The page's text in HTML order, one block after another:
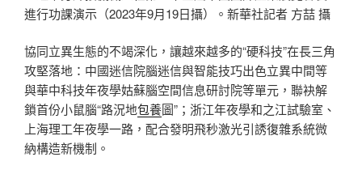
進行功課演示（2023年9月19日攝）。新華社記者 方喆 攝
協同立異生態的不竭深化，讓越來越多的“硬科技”在長三角
攻堅落地：中國迷信院腦迷信與智能技巧出色立異中間等
與華中科技年夜學姑蘇腦空間信息研討院等單元，聯袂解
鎖首份小鼠腦“路況地包養圖”；浙江年夜學和之江試驗室、
上海理工年夜學一路，配合發明飛秒激光引誘復雜系統微
納構造新機制。